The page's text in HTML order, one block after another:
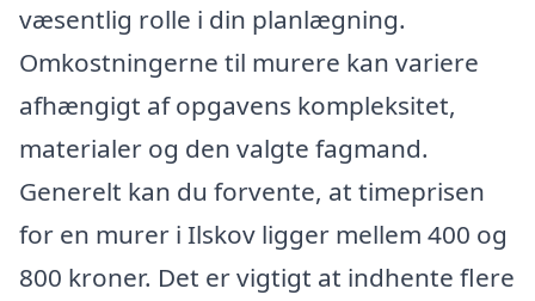
væsentlig rolle i din planlægning.
Omkostningerne til murere kan variere
afhængigt af opgavens kompleksitet,
materialer og den valgte fagmand.
Generelt kan du forvente, at timeprisen
for en murer i Ilskov ligger mellem 400 og
800 kroner. Det er vigtigt at indhente flere